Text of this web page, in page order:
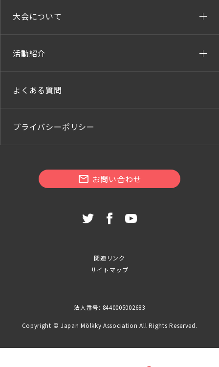
大会について
活動紹介
よくある質問
プライバシーポリシー
お問い合わせ
関連リンク
サイトマップ
法人番号: 8440005002683
Copyright © Japan Mölkky Association All Rights Reserved.